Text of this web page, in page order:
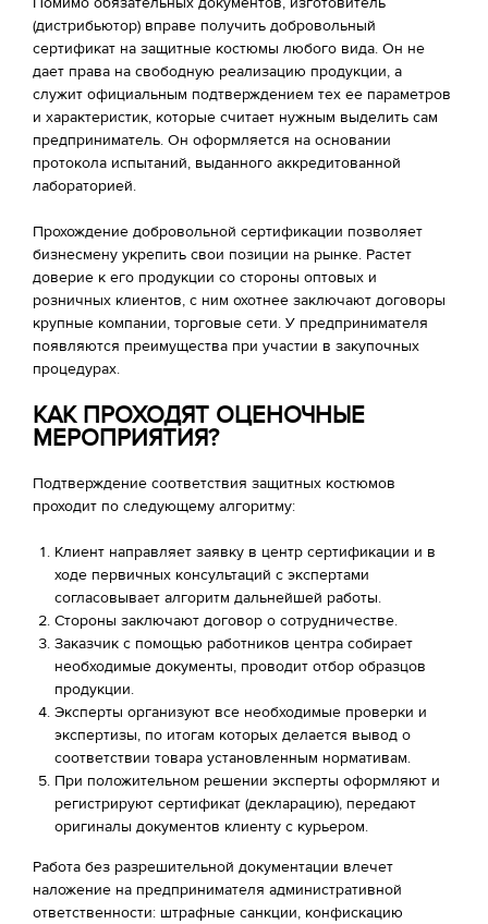
(дистрибьютор) вправе получить добровольный
сертификат на защитные костюмы любого вида. Он не
дает права на свободную реализацию продукции, а
служит официальным подтверждением тех ее параметров
и характеристик, которые считает нужным выделить сам
предприниматель. Он оформляется на основании
протокола испытаний, выданного аккредитованной
лабораторией.
Прохождение добровольной сертификации позволяет
бизнесмену укрепить свои позиции на рынке. Растет
доверие к его продукции со стороны оптовых и
розничных клиентов, с ним охотнее заключают договоры
крупные компании, торговые сети. У предпринимателя
появляются преимущества при участии в закупочных
процедурах.
КАК ПРОХОДЯТ ОЦЕНОЧНЫЕ
МЕРОПРИЯТИЯ?
Подтверждение соответствия защитных костюмов
проходит по следующему алгоритму:
Клиент направляет заявку в центр сертификации и в
ходе первичных консультаций с экспертами
согласовывает алгоритм дальнейшей работы.
Стороны заключают договор о сотрудничестве.
Заказчик с помощью работников центра собирает
необходимые документы, проводит отбор образцов
продукции.
Эксперты организуют все необходимые проверки и
экспертизы, по итогам которых делается вывод о
соответствии товара установленным нормативам.
При положительном решении эксперты оформляют и
регистрируют сертификат (декларацию), передают
оригиналы документов клиенту с курьером.
Работа без разрешительной документации влечет
наложение на предпринимателя административной
ответственности: штрафные санкции, конфискацию